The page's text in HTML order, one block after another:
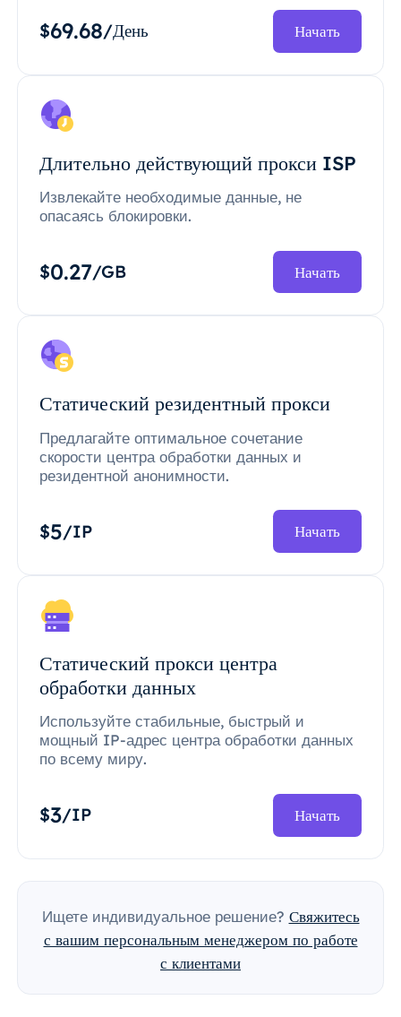
$69.68/День Начать
Длительно действующий прокси ISP
Извлекайте необходимые данные, не
опасаясь блокировки.
$0.27/GB Начать
Статический резидентный прокси
Предлагайте оптимальное сочетание
скорости центра обработки данных и
резидентной анонимности.
$5/IP Начать
Статический прокси центра
обработки данных
Используйте стабильные, быстрый и
мощный IP-адрес центра обработки данных
по всему миру.
$3/IP Начать
Ищете индивидуальное решение? Свяжитесь
с вашим персональным менеджером по работе
с клиентами